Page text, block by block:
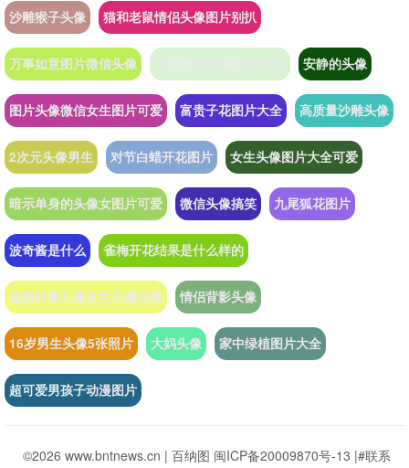
沙雕猴子头像 猫和老鼠情侣头像图片别扒
万事如意图片微信头像 安静的头像
图片头像微信女生图片可爱 富贵子花图片大全 高质量沙雕头像
2次元头像男生 对节白蜡开花图片 女生头像图片大全可爱
暗示单身的头像女图片可爱 微信头像搞笑 九尾狐花图片
波奇酱是什么 雀梅开花结果是什么样的
超级好看头像女生头像动漫 情侣背影头像
16岁男生头像5张照片 大妈头像 家中绿植图片大全
超可爱男孩子动漫图片
©2026 www.bntnews.cn | 百纳图 闽ICP备20009870号-13 |#联系